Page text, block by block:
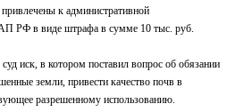
кадастровой палаты
к административной
РФ в виде штрафа в сумме 10 тыс. руб.
иск, в котором поставил вопрос об обязании
земли, привести качество почв в
разрешенному использованию.